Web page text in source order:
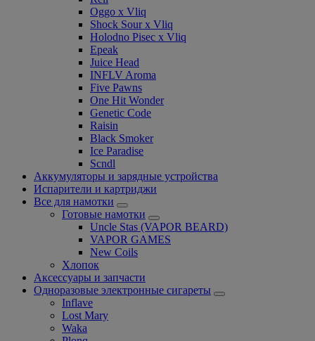
Oggo x Vliq
Shock Sour x Vliq
Holodno Pisec x Vliq
Epeak
Juice Head
INFLV Aroma
Five Pawns
One Hit Wonder
Genetic Code
Raisin
Black Smoker
Ice Paradise
Scndl
Аккумуляторы и зарядные устройства
Испарители и картриджи
Все для намотки
Готовые намотки
Uncle Stas (VAPOR BEARD)
VAPOR GAMES
New Coils
Хлопок
Аксессуары и запчасти
Одноразовые электронные сигареты
Inflave
Lost Mary
Waka